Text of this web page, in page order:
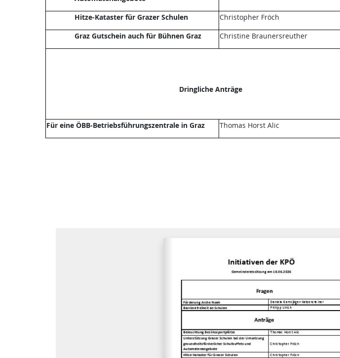
Hitze-Kataster für Grazer Schulen
Christopher Fröch
Graz Gutschein auch für Bühnen Graz
Christine Braunersreuther
Dringliche Anträge
Für eine ÖBB-Betriebsführungszentrale in Graz Thomas Horst Alic